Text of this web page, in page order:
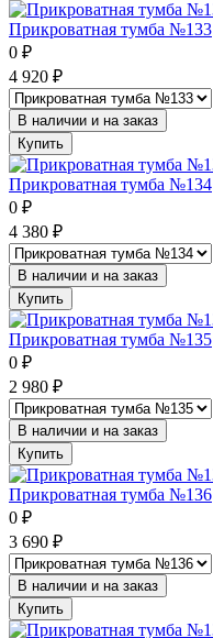
Прикроватная тумба №133
0 ₽
4 920 ₽
В наличии и на заказ
Купить
Прикроватная тумба №134
0 ₽
4 380 ₽
В наличии и на заказ
Купить
Прикроватная тумба №135
0 ₽
2 980 ₽
В наличии и на заказ
Купить
Прикроватная тумба №136
0 ₽
3 690 ₽
В наличии и на заказ
Купить